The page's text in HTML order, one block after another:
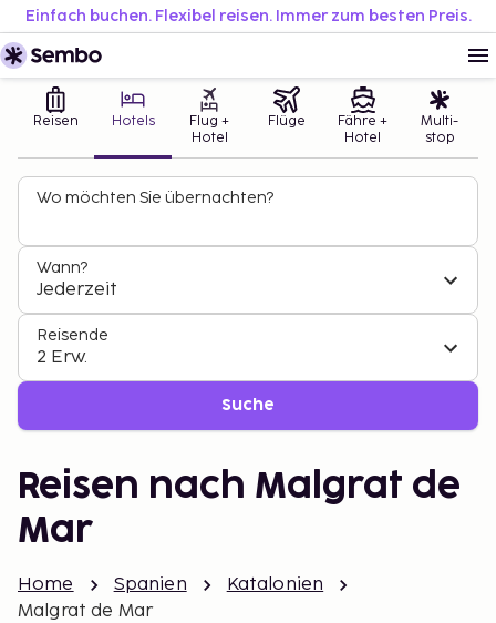
Einfach buchen. Flexibel reisen. Immer zum besten Preis.
Reisen Hotels
Flug +
Hotel
Flüge
Fähre +
Hotel
Multi-
stop
Wo möchten Sie übernachten?
Wann?
Jederzeit
Reisende
2 Erw.
Suche
Reisen nach Malgrat de
Mar
Home Spanien
Katalonien
Malgrat de Mar